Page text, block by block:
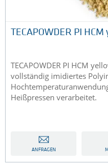
TECAPOWDER PI
TECAPOWDER PI HCM
vollständig imidiertes
Heißpressen verarbeitet.
ANFRAGEN